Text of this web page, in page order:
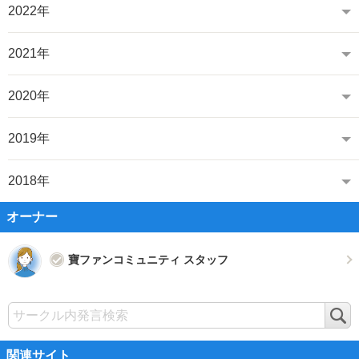
2022年
2021年
2020年
2019年
2018年
オーナー
寶ファンコミュニティ スタッフ
関連サイト